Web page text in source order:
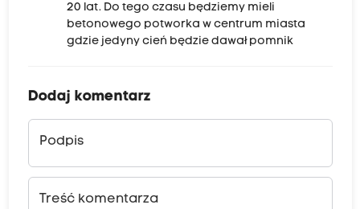
20 lat. Do tego czasu będziemy mieli
betonowego potworka w centrum miasta
gdzie jedyny cień będzie dawał pomnik
Dodaj komentarz
Podpis
Treść komentarza